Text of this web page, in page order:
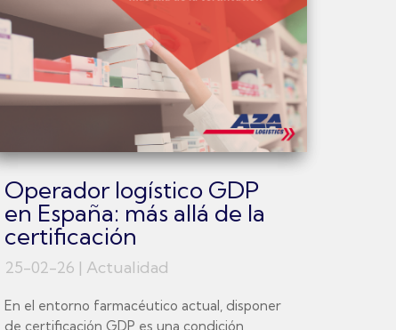
Operador logístico GDP
en España: más allá de la
certificación
25-02-26 | Actualidad
En el entorno farmacéutico actual, disponer
de certificación GDP es una condición